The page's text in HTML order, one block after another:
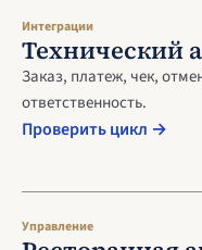
Интеграции
Технический
Заказ, платеж, чек,
ответственность.
Проверить цикл →
Управление